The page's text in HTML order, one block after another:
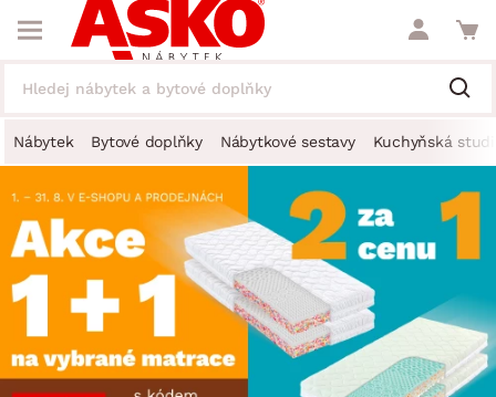
Nábytek Bytové doplňky Nábytkové sestavy Kuchyňská